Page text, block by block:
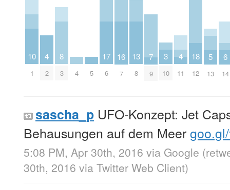
10
1
4
2
8
3 4 5
17
6
16
7
13
8
7
9
3
10
4
11
18
12
5
13
6
14
sascha_p UFO-Konzept: Jet
Behausungen auf dem Meer
5:08 PM, Apr 30th, 2016 via Google
30th, 2016 via Twitter Web Client)